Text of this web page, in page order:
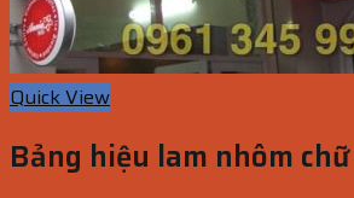
Quick View
Bảng hiệu lam nhôm